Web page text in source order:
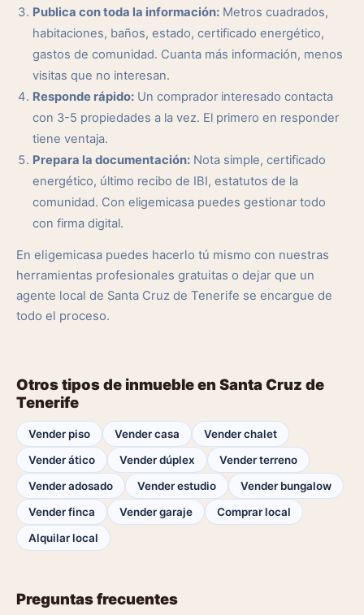
Publica con toda la información: Metros cuadrados,
habitaciones, baños, estado, certificado energético,
gastos de comunidad. Cuanta más información, menos
visitas que no interesan.
Responde rápido: Un comprador interesado contacta
con 3-5 propiedades a la vez. El primero en responder
tiene ventaja.
Prepara la documentación: Nota simple, certificado
energético, último recibo de IBI, estatutos de la
comunidad. Con eligemicasa puedes gestionar todo
con firma digital.
En eligemicasa puedes hacerlo tú mismo con nuestras
herramientas profesionales gratuitas o dejar que un
agente local de Santa Cruz de Tenerife se encargue de
todo el proceso.
Otros tipos de inmueble en Santa Cruz de
Tenerife
Vender piso Vender casa
Vender chalet
Vender ático
Vender dúplex
Vender terreno
Vender adosado
Vender estudio
Vender bungalow
Vender finca
Vender garaje
Comprar local
Alquilar local
Preguntas frecuentes